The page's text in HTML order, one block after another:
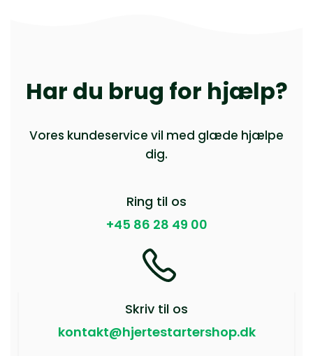
Har du brug for hjælp?
Vores kundeservice vil med glæde hjælpe
dig.
Ring til os
+45 86 28 49 00
Skriv til os
kontakt@hjertestartershop.dk